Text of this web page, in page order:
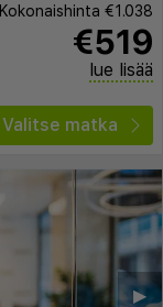
Kokonaishinta €1.038
€519
lue lisää
Valitse matka
▶︎